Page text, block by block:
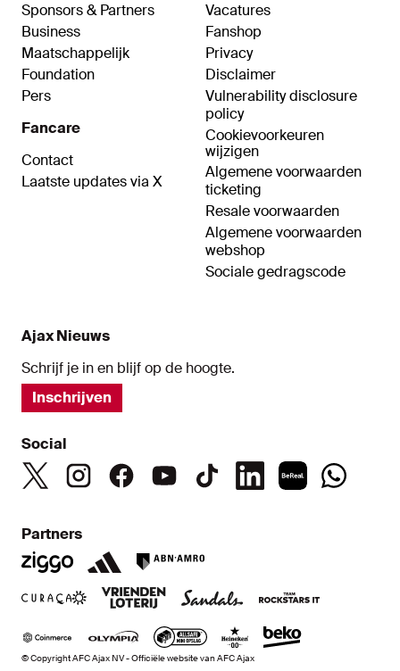
Sponsors & Partners
Business
Maatschappelijk
Foundation
Pers
Fancare
Contact
Laatste updates via X
Vacatures
Fanshop
Privacy
Disclaimer
Vulnerability disclosure
policy
Cookievoorkeuren
wijzigen
Algemene voorwaarden
ticketing
Resale voorwaarden
Algemene voorwaarden
webshop
Sociale gedragscode
Ajax Nieuws
Schrijf je in en blijf op de hoogte.
Inschrijven
Social
Partners
© Copyright AFC Ajax NV - Officiële website van AFC Ajax